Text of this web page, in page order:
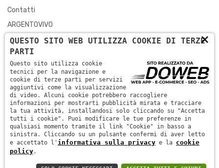
Contatti
ARGENTOVIVO
PERLE NATURALI
MOISSANITE
DEMANTITE°
PERIZIE E CERTIFICAZIONI
LABORATORIO ORAFO
FEDI ARTIGIANALI
De Martini Gioielli
Web
×
QUESTO SITO WEB UTILIZZA COOKIE DI TERZE
PARTI
Questo sito utilizza cookie
tecnici per la navigazione e
cookie di terze parti per servizi
aggiuntivi come la visualizzazione
di video. Alcuni cookie potrebbero raccogliere
informazioni per mostrarti pubblicità mirata e tracciare
la tua attività, installandosi solo cliccando su "Accetta
tutti i cookie". Puoi modificare le tue preferenze in
qualsiasi momento tramite il link "Cookie" in basso a
sinistra. Cliccando su un pulsante confermi di aver letto
e accettato l' informativa sulla privacy e la cookie
policy.